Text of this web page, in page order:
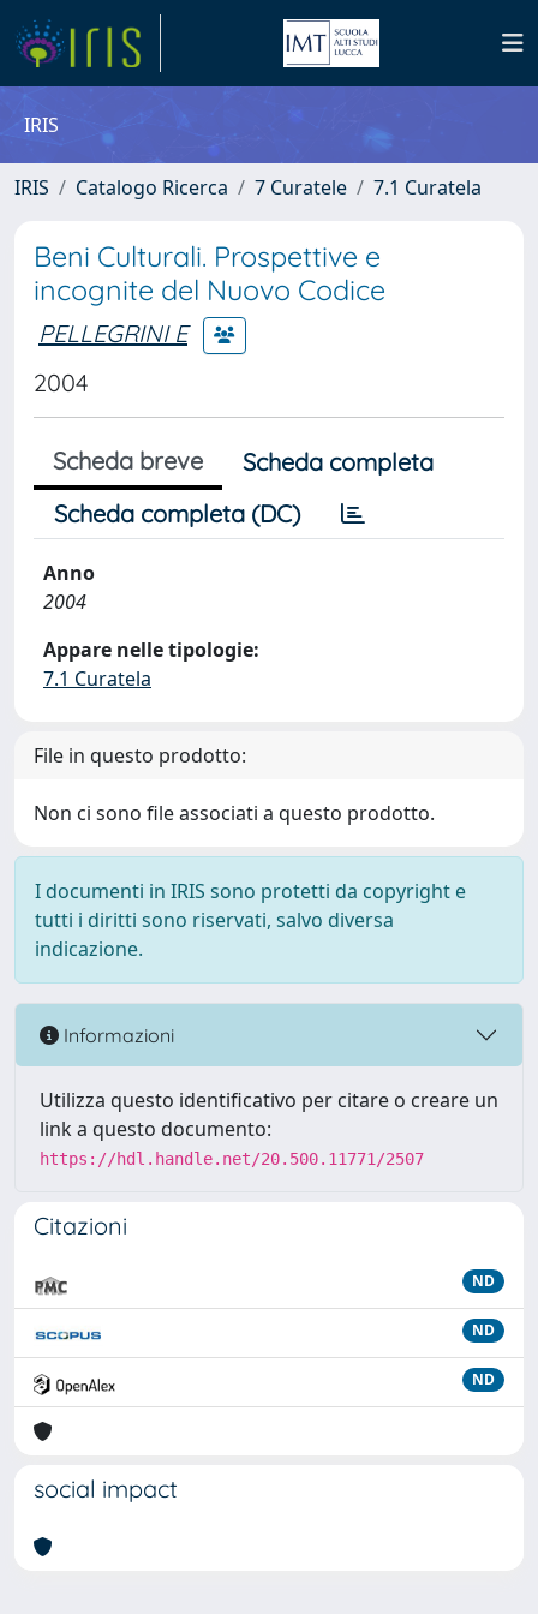
IRIS
IRIS Catalogo Ricerca 7 Curatele 7.1 Curatela
Beni Culturali. Prospettive e
incognite del Nuovo Codice
PELLEGRINI E
2004
Scheda breve
Scheda completa
Scheda completa (DC)
Anno
2004
Appare nelle tipologie:
7.1 Curatela
File in questo prodotto:
Non ci sono file associati a questo prodotto.
I documenti in IRIS sono protetti da copyright e
tutti i diritti sono riservati, salvo diversa
indicazione.
Informazioni
Utilizza questo identificativo per citare o creare un
link a questo documento:
https://hdl.handle.net/20.500.11771/2507
Citazioni
ND
ND
ND
social impact